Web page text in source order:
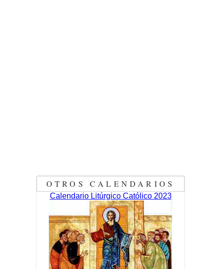
OTROS CALENDARIOS
Calendario Litúrgico Católico 2023